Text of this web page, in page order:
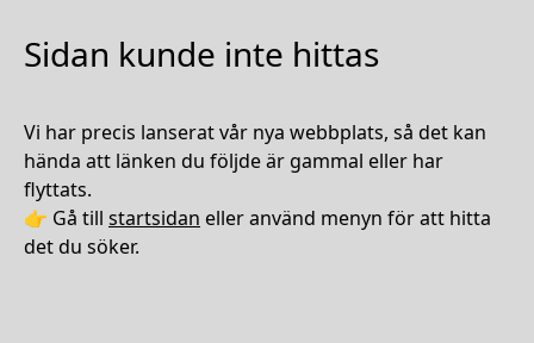
Sidan kunde inte hittas
Vi har precis lanserat vår nya webbplats, så det kan
hända att länken du följde är gammal eller har
flyttats.
👉 Gå till startsidan eller använd menyn för att hitta
det du söker.